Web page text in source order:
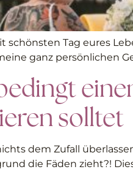
Tag eures
ganz persönlichen
solltet
dem Zufall
die Fäden zieht?!